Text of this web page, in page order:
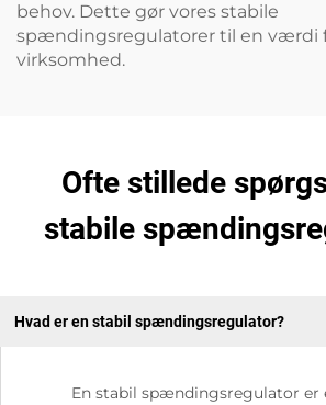
behov. Dette gør vores stabile
spændingsregulatorer til en værdi
virksomhed.
Ofte stillede
stabile
Hvad er en stabil spændingsregulator?
En stabil spændingsregulator er